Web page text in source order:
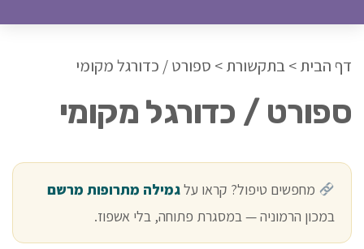
דף הבית>בתקשורת> ספורט / כדורגל מקומי
ספורט / כדורגל מקומי
מחפשים טיפול? קראו עלגמילה מתרופות מרשם
במכון הרמוניה — במסגרת פתוחה, בלי אשפוז.